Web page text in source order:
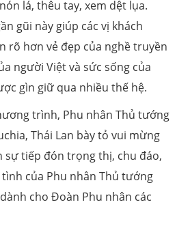
lá, thêu tay, xem dệt lụa.
gũi này giúp các vị khách
rõ hơn vẻ đẹp của nghề truyền
người Việt và sức sống của
gìn giữ qua nhiều thế hệ.
trình, Phu nhân Thủ tướng
Thái Lan bày tỏ vui mừng
sự tiếp đón trọng thị, chu đáo,
của Phu nhân Thủ tướng
cho Đoàn Phu nhân các